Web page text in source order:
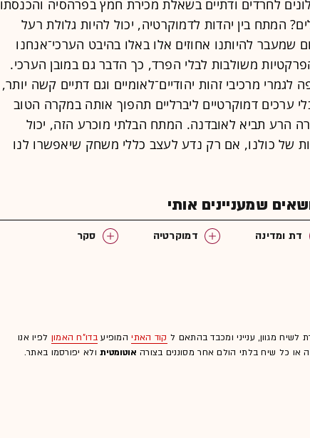
לחרדים ודתיים בשאלת מכירת חמץ בפרהסיה והכנסתו
המתח בין יהדות לדמוקרטיה, יכול להיות גלולת רעל
שמעבר להיותנו אחוזים אלו באלו בהיבט הערכי־אנחנו
משולבות לבלי הפרד, כך הדבר גם במובן הערכי.
מרכיבי זהות יהודיים־לאומיים וגם דתיים קשה יותר,
ערכים דמוקרטיים ליברליים תהפוך אותה במקרה הטוב
הרע תביא לאובדנה. המתח הבלתי מוכרע הזה, יכול
של כולנו, אם רק נדע לעצב כללי משחק שיאפשרו לנו
שמעניינים אותי
דת ומדינה דמוקרטיה
סקר
מגוון, ענייני ומכבד בהתאם ל קוד האתיהמופיעבדו"ח האמון לפיו אנו
או כל שיח בלתי הולם אחר מסוננים בצורה אוטומטיתולא יפורסמו באתר.